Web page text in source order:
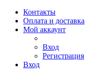
Контакты
Оплата и доставка
Мой аккаунт
Вход
Регистрация
Вход